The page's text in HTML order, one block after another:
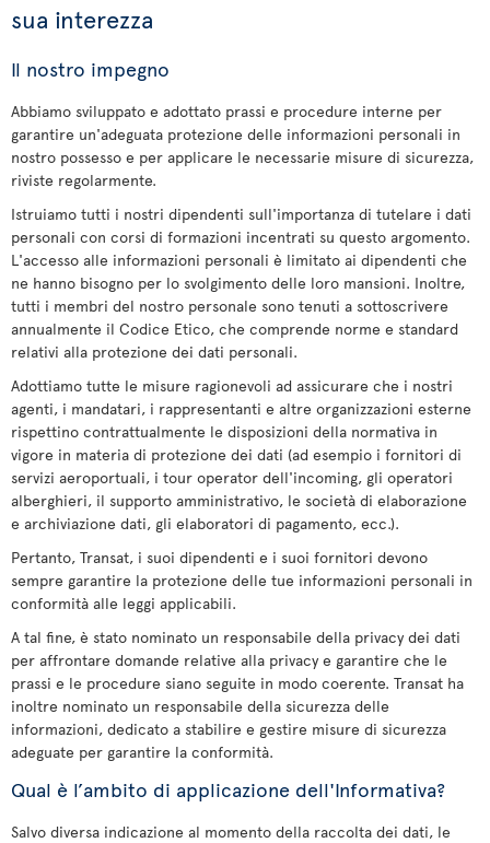
sua interezza
Il nostro impegno
Abbiamo sviluppato e adottato prassi e procedure interne per
garantire un'adeguata protezione delle informazioni personali in
nostro possesso e per applicare le necessarie misure di sicurezza,
riviste regolarmente.
Istruiamo tutti i nostri dipendenti sull'importanza di tutelare i dati
personali con corsi di formazioni incentrati su questo argomento.
L'accesso alle informazioni personali è limitato ai dipendenti che
ne hanno bisogno per lo svolgimento delle loro mansioni. Inoltre,
tutti i membri del nostro personale sono tenuti a sottoscrivere
annualmente il Codice Etico, che comprende norme e standard
relativi alla protezione dei dati personali.
Adottiamo tutte le misure ragionevoli ad assicurare che i nostri
agenti, i mandatari, i rappresentanti e altre organizzazioni esterne
rispettino contrattualmente le disposizioni della normativa in
vigore in materia di protezione dei dati (ad esempio i fornitori di
servizi aeroportuali, i tour operator dell'incoming, gli operatori
alberghieri, il supporto amministrativo, le società di elaborazione
e archiviazione dati, gli elaboratori di pagamento, ecc.).
Pertanto, Transat, i suoi dipendenti e i suoi fornitori devono
sempre garantire la protezione delle tue informazioni personali in
conformità alle leggi applicabili.
A tal fine, è stato nominato un responsabile della privacy dei dati
per affrontare domande relative alla privacy e garantire che le
prassi e le procedure siano seguite in modo coerente. Transat ha
inoltre nominato un responsabile della sicurezza delle
informazioni, dedicato a stabilire e gestire misure di sicurezza
adeguate per garantire la conformità.
Qual è l’ambito di applicazione dell'Informativa?
Salvo diversa indicazione al momento della raccolta dei dati, le